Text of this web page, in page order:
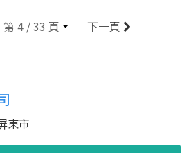
第 4 / 33 頁 下一頁
東市